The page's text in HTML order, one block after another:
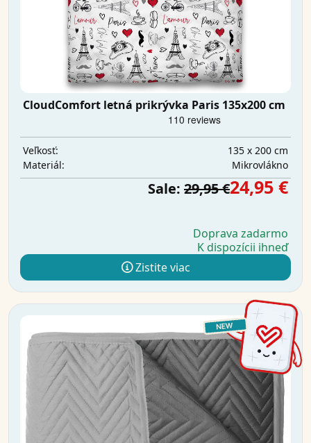
CloudComfort letná prikrývka Paris 135x200 cm
Veľkosť:
135 x 200 cm
Materiál:
Mikrovlákno
Sale: 29,95 €24,95 €
Doprava zadarmo
K dispozícii ihneď
Zistite viac